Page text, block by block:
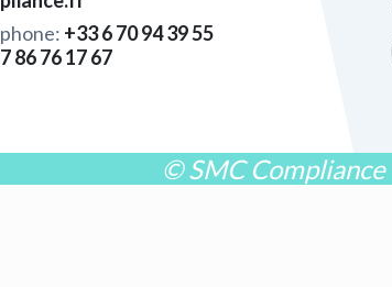
+33 6 70 94 39 55
86 76 17 67
© SMC Compliance